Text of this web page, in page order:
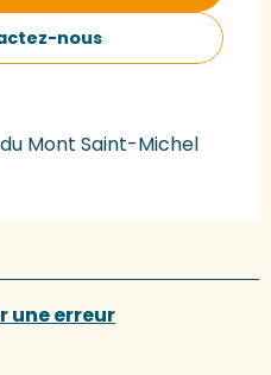
nous
Mont Saint-Michel
une erreur